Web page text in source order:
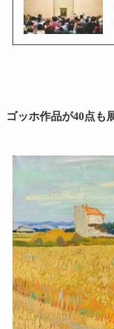
ゴッホ作品が40点も